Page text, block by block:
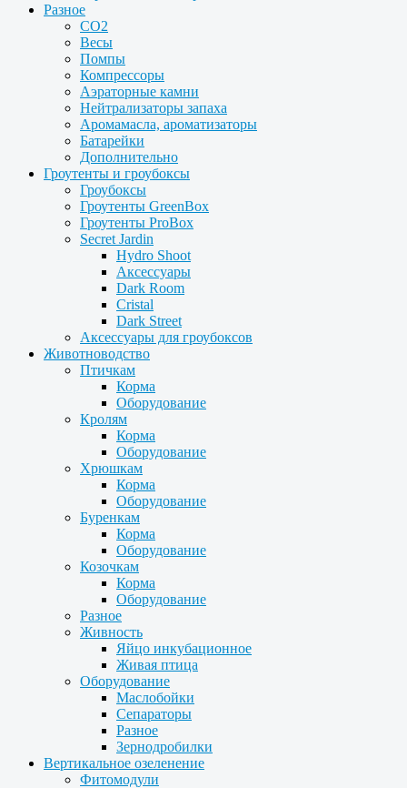
Разное
CO2
Весы
Помпы
Компрессоры
Аэраторные камни
Нейтрализаторы запаха
Аромамасла, ароматизаторы
Батарейки
Дополнительно
Гроутенты и гроубоксы
Гроубоксы
Гроутенты GreenBox
Гроутенты ProBox
Secret Jardin
Hydro Shoot
Аксессуары
Dark Room
Cristal
Dark Street
Аксессуары для гроубоксов
Животноводство
Птичкам
Корма
Оборудование
Кролям
Корма
Оборудование
Хрюшкам
Корма
Оборудование
Буренкам
Корма
Оборудование
Козочкам
Корма
Оборудование
Разное
Живность
Яйцо инкубационное
Живая птица
Оборудование
Маслобойки
Сепараторы
Разное
Зернодробилки
Вертикальное озеленение
Фитомодули